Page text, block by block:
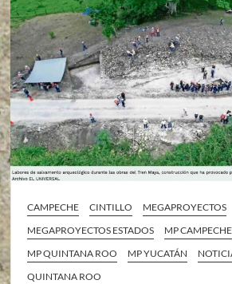
CAMPECHE CINTILLO
MEGAPROYECTOS
MEGAPROYECTOS ESTADOS
MP CAMPECHE
MP QUINTANA ROO
MP YUCATÁN
QUINTANA ROO